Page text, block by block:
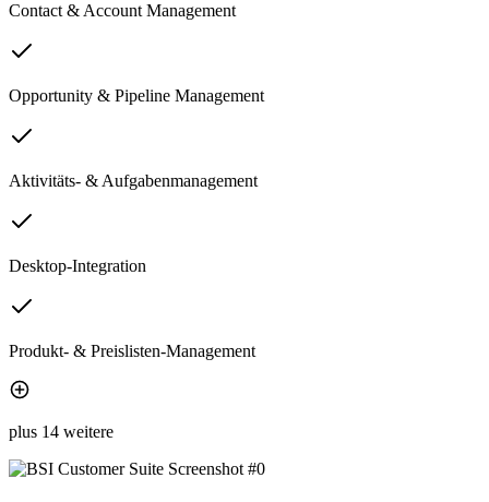
Contact & Account Management
Opportunity & Pipeline Management
Aktivitäts- & Aufgabenmanagement
Desktop-Integration
Produkt- & Preislisten-Management
plus 14 weitere